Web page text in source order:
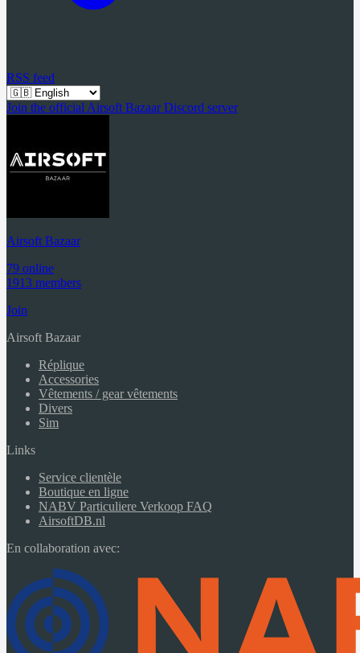
RSS feed
Join the official Airsoft Bazaar Discord server
Airsoft Bazaar
79 online
1913 members
Join
Airsoft Bazaar
Réplique
Accessories
Vêtements / gear vêtements
Divers
Sim
Links
Service clientèle
Boutique en ligne
NABV Particuliere Verkoop FAQ
AirsoftDB.nl
En collaboration avec: